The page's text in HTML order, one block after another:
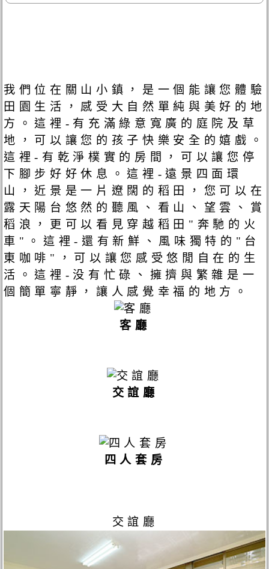
我們位在關山小鎮，是一個能讓您體驗
田園生活，感受大自然單純與美好的地
方。這裡-有充滿綠意寬廣的庭院及草
地，可以讓您的孩子快樂安全的嬉戲。
這裡-有乾淨樸實的房間，可以讓您停
下腳步好好休息。這裡-遠景四面環
山，近景是一片遼闊的稻田，您可以在
露天陽台悠然的聽風、看山、望雲、賞
稻浪，更可以看見穿越稻田"奔馳的火
車"。這裡-還有新鮮、風味獨特的"台
東咖啡"，可以讓您感受悠閒自在的生
活。這裡-没有忙碌、擁擠與繁雜是一
個簡單寧靜，讓人感覺幸福的地方。
客廳
交誼廳
四人套房
交誼廳